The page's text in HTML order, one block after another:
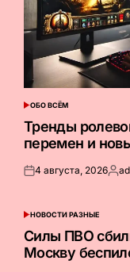
ОПУБЛИКОВАНО
В
ОБО ВСЁМ
Тренды
перемен и
Опубликовано
4 августа, 2026
ОПУБЛИКОВАНО
НОВОСТИ РАЗНЫЕ
Силы ПВО
Москву